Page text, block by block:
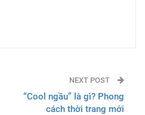
NEXT POST
“Cool ngầu” là gì? Phong
cách thời trang mới